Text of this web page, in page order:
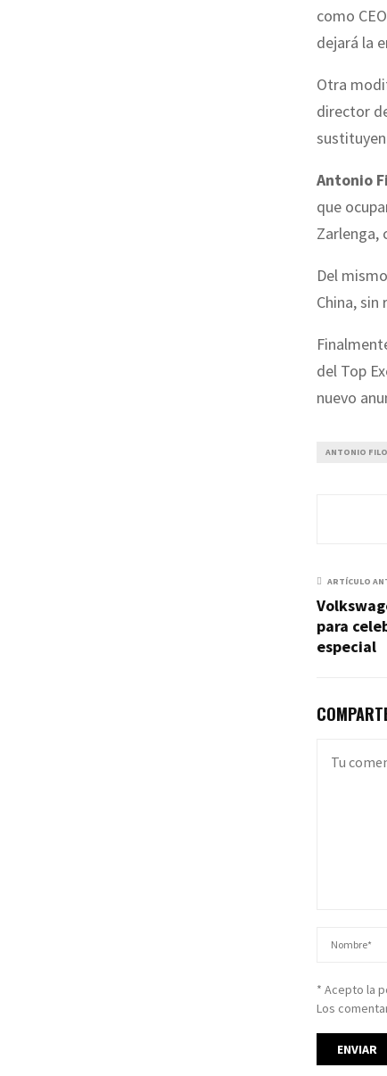
como
dejará la
Otra
director
Antonio
que
Zarlenga,
Del
China,
del Top
nuevo
ANTONIO
ARTÍCULO
para
especial
* Acepto la
Los